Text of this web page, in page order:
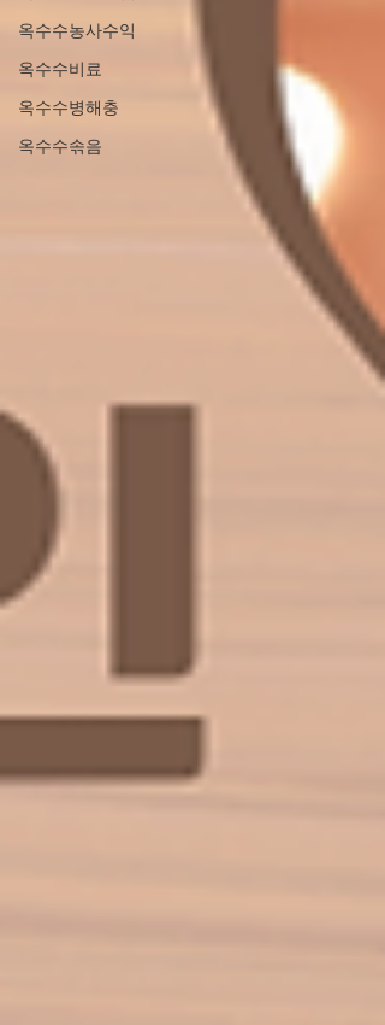
옥수수농사수익
옥수수비료
옥수수병해충
옥수수솎음